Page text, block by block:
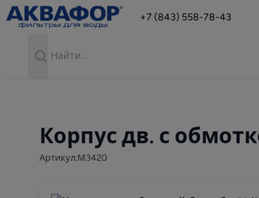
+7 (843) 558-78-43
Корпус дв. с
Артикул:М3420